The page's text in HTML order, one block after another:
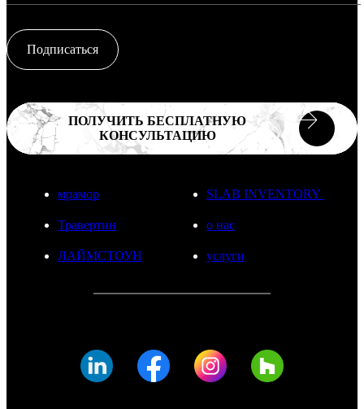
Подписаться
ПОЛУЧИТЬ БЕСПЛАТНУЮ
КОНСУЛЬТАЦИЮ
мрамор
Травертин
ЛАЙМСТОУН
о нас
SLAB INVENTORY
услуги